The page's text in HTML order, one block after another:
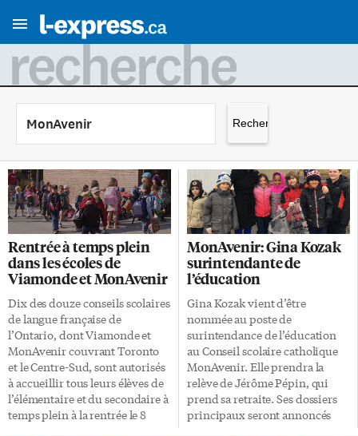
recherche
Rentrée à temps plein
dans les écoles de
Viamonde et MonAvenir
Dix des douze conseils scolaires
de langue française de
l’Ontario, dont Viamonde et
MonAvenir couvrant Toronto
et le Centre-Sud, sont autorisés
à accueillir tous leurs élèves de
l’élémentaire et du secondaire à
temps plein à la rentrée le 8
MonAvenir: Gina Kozak
surintendante de
l’éducation
Gina Kozak vient d’être
nommée au poste de
surintendance de l’éducation
au Conseil scolaire catholique
MonAvenir. Elle prendra la
relève de Jérôme Pépin, qui
prend sa retraite. Ses dossiers
principaux seront annoncés